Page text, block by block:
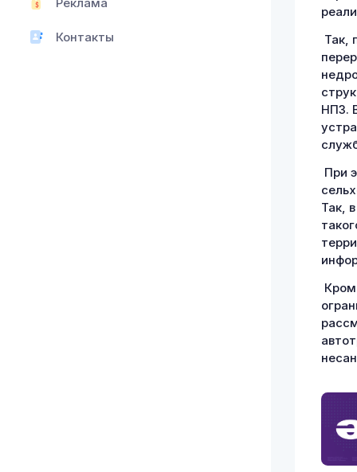
Реклама
Контакты
Так,
НПЗ.
При
Так,